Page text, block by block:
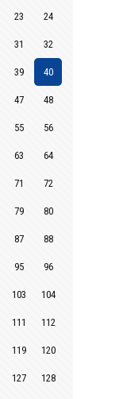
23 24
31 32
39 40
47 48
55 56
63 64
71 72
79 80
87 88
95 96
103 104
111 112
119 120
127 128